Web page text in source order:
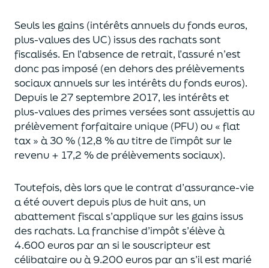
Seuls les gains (intérêts annuels du fonds euros,
plus-values des UC) issus des rachats sont
fiscalisés. En l’absence de retrait, l’assuré n’est
donc pas imposé (en dehors des prélèvements
sociaux annuels sur les intérêts du fonds euros).
Depuis le 27 septembre 2017, les intérêts et
plus-values des primes verséessont assujettis au
prélèvement forfaitaire unique (PFU) ou « flat
tax » à 30 % (12,8 % au titre de l’impôt sur le
revenu + 17,2 % de prélèvements sociaux).
Toutefois, dès lors que le contrat d’assurance-vie
a été ouvert depuis plus de huit ans, un
abattement fiscal s’applique sur les gains issus
des rachats. La franchise d’impôts’élève à
4.600 euros par an si le souscripteurest
célibataire ou à 9.200 euros par an s’il est marié